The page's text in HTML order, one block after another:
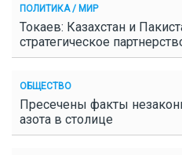
ПОЛИТИКА / МИР
Токаев: Казахстан и
стратегическое
ОБЩЕСТВО
Пресечены факты
азота в столице